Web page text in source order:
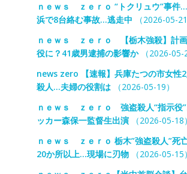
ｎｅｗｓ ｚｅｒｏ “トクリュウ”事
浜で8台絡む事故…逃走中 （2026-05-21
ｎｅｗｓ ｚｅｒｏ 【栃木強殺】計
役に？41歳男逮捕の影響か（2026-05-
news zero 【速報】兵庫たつの市女性
殺人…夫婦の役割は（2026-05-19）
ｎｅｗｓ ｚｅｒｏ 強盗殺人“指示
ッカー森保一監督生出演（2026-05-18）
ｎｅｗｓ ｚｅｒｏ 栃木”強盗殺人”死
20か所以上…現場に刃物（2026-05-15）